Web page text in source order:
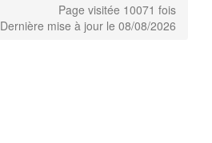
Page visitée 10071 fois
Dernière mise à jour le 08/08/2026